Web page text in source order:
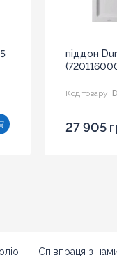
піддон
Код товару:
27 905
Співпраця з